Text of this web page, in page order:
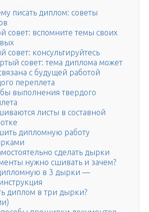
писать диплом: советы
совет: вспомните темы своих
совет: консультируйтесь
совет: тема диплома может
с будущей работой
переплета
выполнения твердого
листы в составной
дипломную работу
сделать дырки
нужно сшивать и зачем?
в 3 дырки —
диплом в три дырки?